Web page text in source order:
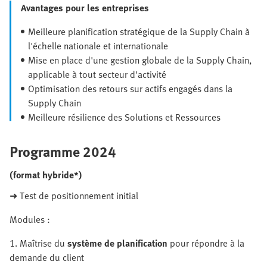
Avantages pour les entreprises
Meilleure planification stratégique de la Supply Chain à
l'échelle nationale et internationale
Mise en place d'une gestion globale de la Supply Chain,
applicable à tout secteur d'activité
Optimisation des retours sur actifs engagés dans la
Supply Chain
Meilleure résilience des Solutions et Ressources
Programme 2024
(format hybride*)
➜ Test de positionnement initial
Modules :
1. Maîtrise du système de planification pour répondre à la
demande du client